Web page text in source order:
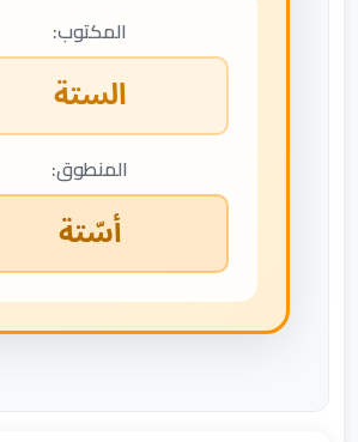
المكتوب:
الستة
المنطوق:
أسّتة